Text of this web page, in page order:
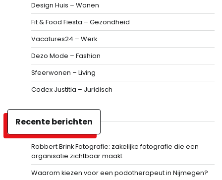
Design Huis – Wonen
Fit & Food Fiesta – Gezondheid
Vacatures24 – Werk
Dezo Mode – Fashion
Sfeerwonen – Living
Codex Justitia – Juridisch
Recente berichten
Robbert Brink Fotografie: zakelijke fotografie die een
organisatie zichtbaar maakt
Waarom kiezen voor een podotherapeut in Nijmegen?